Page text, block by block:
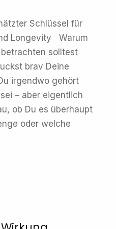
Schlüssel für
Longevity Warum
solltest
brav Deine
irgendwo gehört
– aber eigentlich
ob Du es überhaupt
oder welche